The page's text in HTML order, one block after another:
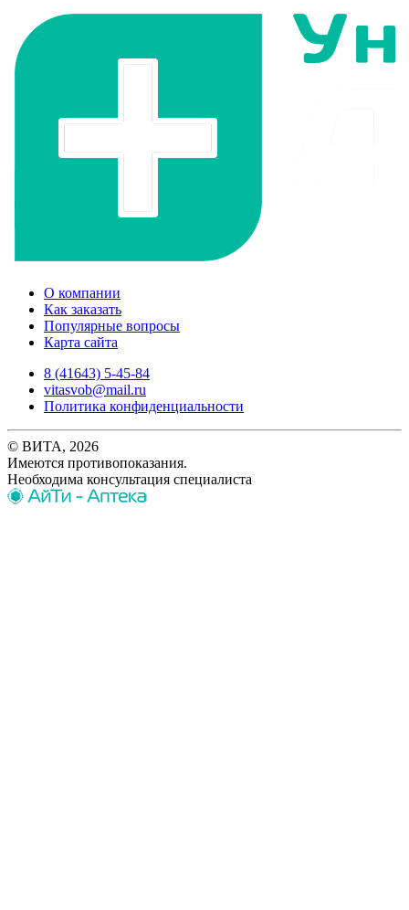
О компании
Как заказать
Популярные вопросы
Карта сайта
8 (41643) 5-45-84
vitasvob@mail.ru
Политика конфиденциальности
© ВИТА, 2026
Имеются противопоказания.
Необходима консультация специалиста